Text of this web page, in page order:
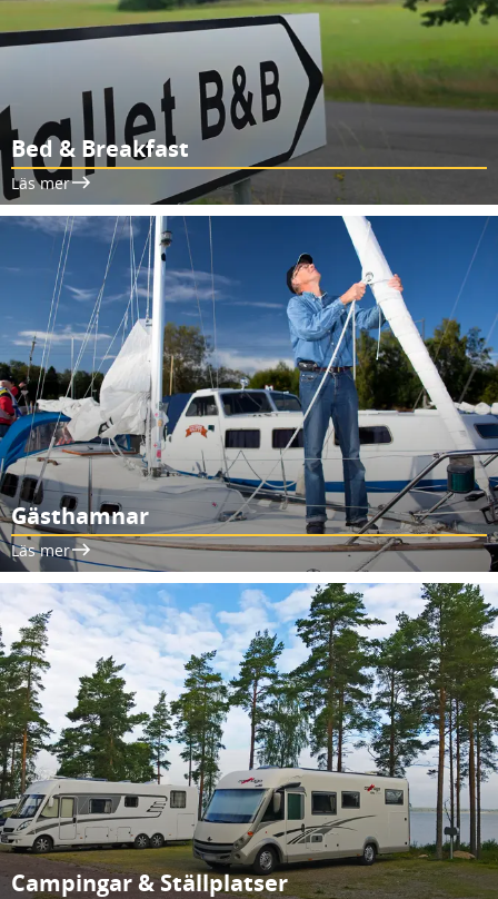
Bed & Breakfast
Läs mer
Gästhamnar
Läs mer
Campingar & Ställplatser